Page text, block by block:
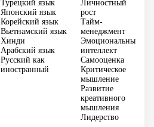
Турецкий язык
Японский язык
Корейский язык
Вьетнамский язык
Хинди
Арабский язык
Русский как
иностранный
Личностный
рост
Тайм-
менеджмент
Эмоциональный
интеллект
Самооценка
Критическое
мышление
Развитие
креативного
мышления
Лидерство